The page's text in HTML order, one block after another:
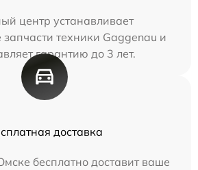
центр устанавливает
техники Gaggenau и
гарантию до 3 лет.
доставка
бесплатно доставит ваше